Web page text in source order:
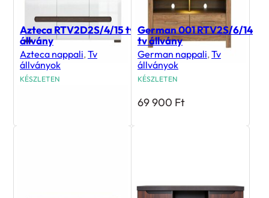
Azteca RTV2D2S/4/15 tv
állvány
Azteca nappali,Tv
állványok
KÉSZLETEN
German 001 RTV2S/6/14
tv állvány
German nappali,Tv
állványok
KÉSZLETEN
69 900 Ft